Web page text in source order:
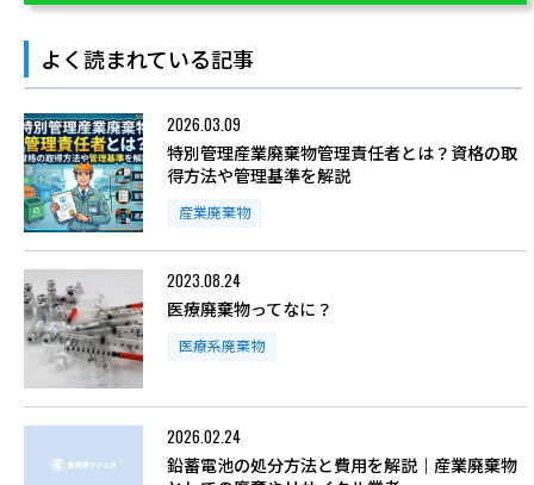
よく読まれている記事
2026.03.09
特別管理産業廃棄物管理責任者とは？資格の取
得方法や管理基準を解説
産業廃棄物
2023.08.24
医療廃棄物ってなに？
医療系廃棄物
2026.02.24
鉛蓄電池の処分方法と費用を解説｜産業廃棄物